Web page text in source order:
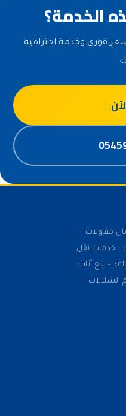
الخدمة؟
فوري وخدمة احترافية
مقاولات -
- خدمات نقل
- بيع أثاث
الشلالات